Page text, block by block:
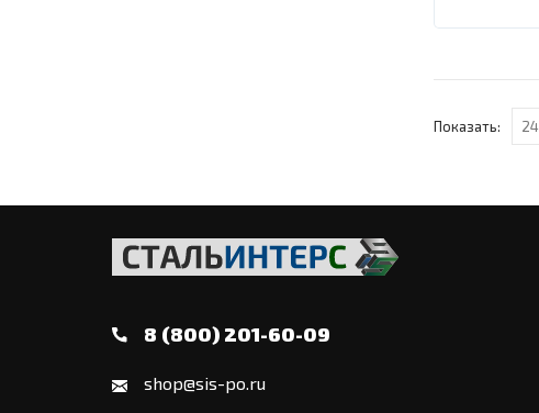
Показать:
8 (800) 201-60-09
shop@sis-po.ru